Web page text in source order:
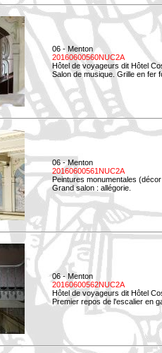
06 - Menton
20160600560NUC2A
Hôtel de voyageurs dit Hôtel
Salon de musique. Grille en fer
06 - Menton
20160600561NUC2A
Peintures monumentales
Grand salon : allégorie.
06 - Menton
20160600562NUC2A
Hôtel de voyageurs dit Hôtel
Premier repos de l'escalier en